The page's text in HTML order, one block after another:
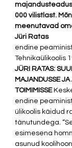
000 vilistlast.
meenutavad
Jüri Ratas
endine
Tehnikaülikoolis
JÜRI RATAS:
MAJANDUSSE JA
TOIMIMISSE
endine
ülikoolis käidud
tänutundega.
esimesena
asunud